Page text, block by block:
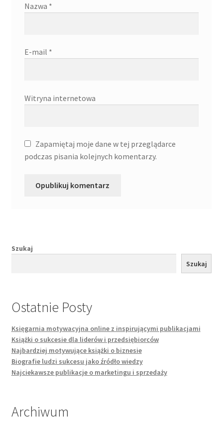
Nazwa *
E-mail *
Witryna internetowa
Zapamiętaj moje dane w tej przeglądarce
podczas pisania kolejnych komentarzy.
Szukaj
Szukaj
Ostatnie Posty
Księgarnia motywacyjna online z inspirującymi publikacjami
Książki o sukcesie dla liderów i przedsiębiorców
Najbardziej motywujące książki o biznesie
Biografie ludzi sukcesu jako źródło wiedzy
Najciekawsze publikacje o marketingu i sprzedaży
Archiwum